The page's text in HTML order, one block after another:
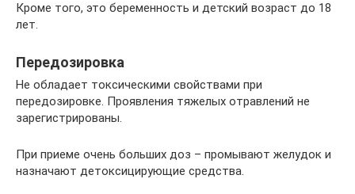
Кроме того, это беременность и детский возраст до 18
лет.
Передозировка
Не обладает токсическими свойствами при
передозировке. Проявления тяжелых отравлений не
зарегистрированы.
При приеме очень больших доз – промывают желудок и
назначают детоксицирующие средства.